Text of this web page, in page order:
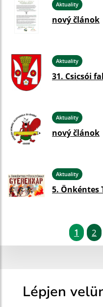
Aktuality
nový článok
Aktuality
31. Csicsói
Aktuality
nový článok
Aktuality
5. Önkéntes
1 2
Lépjen